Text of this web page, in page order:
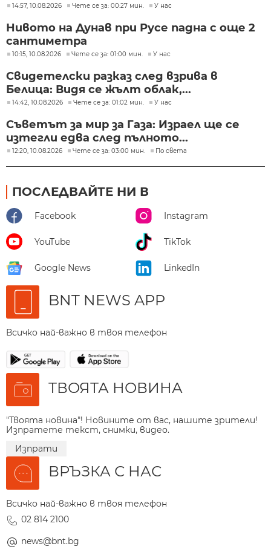
14:57, 10.08.2026 Чете се за: 00:27 мин. У нас
Нивото на Дунав при Русе падна с още 2
сантиметра
10:15, 10.08.2026 Чете се за: 01:00 мин. У нас
Свидетелски разказ след взрива в
Белица: Видя се жълт облак,...
14:42, 10.08.2026 Чете се за: 01:02 мин. У нас
Съветът за мир за Газа: Израел ще се
изтегли едва след пълното...
12:20, 10.08.2026 Чете се за: 03:00 мин. По света
ПОСЛЕДВАЙТЕ НИ В
Facebook Instagram
YouTube TikTok
Google News LinkedIn
BNT NEWS APP
Всичко най-важно в твоя телефон
ТВОЯТА НОВИНА
"Твоята новина"! Новините от вас, нашите зрители!
Изпратете текст, снимки, видео.
Изпрати
ВРЪЗКА С НАС
Всичко най-важно в твоя телефон
02 814 2100
news@bnt.bg